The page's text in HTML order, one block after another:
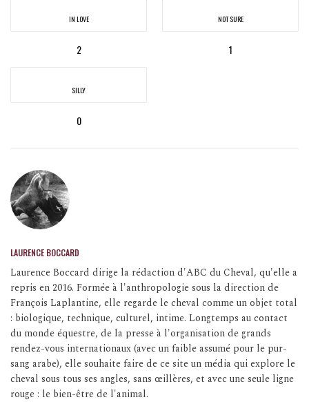
IN LOVE
2
NOT SURE
1
SILLY
0
LAURENCE BOCCARD
Laurence Boccard dirige la rédaction d'ABC du Cheval, qu'elle a
repris en 2016. Formée à l'anthropologie sous la direction de
François Laplantine, elle regarde le cheval comme un objet total
: biologique, technique, culturel, intime. Longtemps au contact
du monde équestre, de la presse à l'organisation de grands
rendez-vous internationaux (avec un faible assumé pour le pur-
sang arabe), elle souhaite faire de ce site un média qui explore le
cheval sous tous ses angles, sans œillères, et avec une seule ligne
rouge : le bien-être de l'animal.